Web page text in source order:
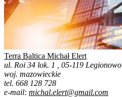
Terra Baltica Michał Elert
ul. Roi 34 lok. 1 , 05-119 Legionowo
woj. mazowieckie
tel. 668 128 728
e-mail: michal.elert@gmail.com